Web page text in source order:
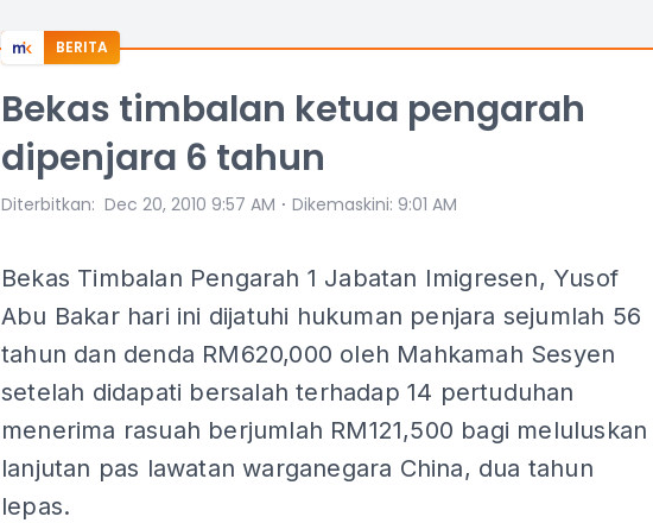
BERITA
Bekas timbalan ketua pengarah
dipenjara 6 tahun
Diterbitkan: Dec 20, 2010 9:57 AM ⋅ Dikemaskini: 9:01 AM
Bekas Timbalan Pengarah 1 Jabatan Imigresen, Yusof
Abu Bakar hari ini dijatuhi hukuman penjara sejumlah 56
tahun dan denda RM620,000 oleh Mahkamah Sesyen
setelah didapati bersalah terhadap 14 pertuduhan
menerima rasuah berjumlah RM121,500 bagi meluluskan
lanjutan pas lawatan warganegara China, dua tahun
lepas.